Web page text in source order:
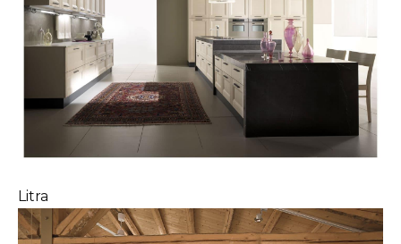
Litra